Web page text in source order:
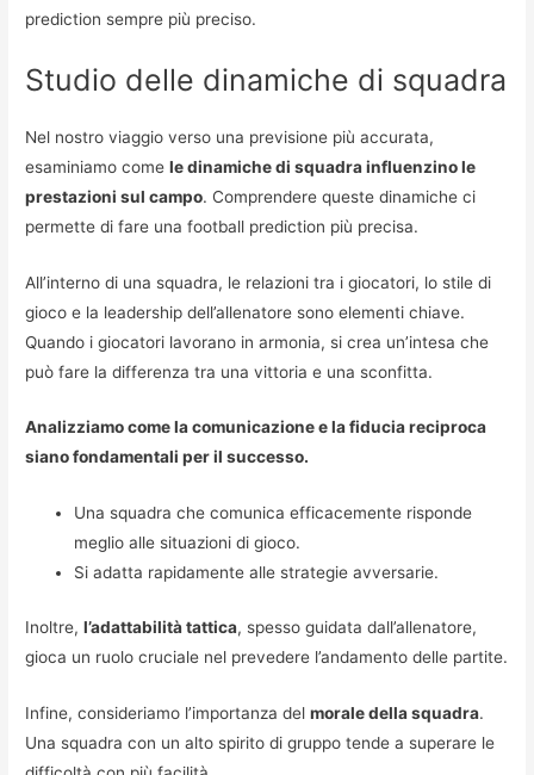
prediction sempre più preciso.
Studio delle dinamiche di squadra
Nel nostro viaggio verso una previsione più accurata,
esaminiamo comele dinamiche di squadra influenzino le
prestazioni sul campo. Comprendere queste dinamiche ci
permette di fare una football prediction più precisa.
All’interno di una squadra, le relazioni tra i giocatori, lo stile di
gioco e la leadership dell’allenatore sono elementi chiave.
Quando i giocatori lavorano in armonia, si crea un’intesa che
può fare la differenza tra una vittoria e una sconfitta.
Analizziamo come la comunicazione e la fiducia reciproca
siano fondamentali per il successo.
Una squadra che comunica efficacemente risponde
meglio alle situazioni di gioco.
Si adatta rapidamente alle strategie avversarie.
Inoltre,l’adattabilità tattica, spesso guidata dall’allenatore,
gioca un ruolo cruciale nel prevedere l’andamento delle partite.
Infine, consideriamo l’importanza delmorale della squadra.
Una squadra con un alto spirito di gruppo tende a superare le